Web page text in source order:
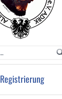
Registrierung